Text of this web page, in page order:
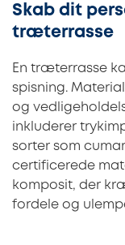
Skab dit
træterrasse
En træterrasse
spisning.
og
inkluderer
sorter som
certificerede
komposit, der
fordele og